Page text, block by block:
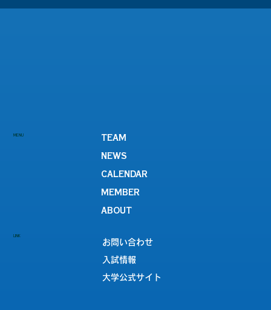
MENU
TEAM
NEWS
CALENDAR
MEMBER
ABOUT
LINK
お問い合わせ
入試情報
大学公式サイト